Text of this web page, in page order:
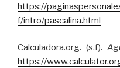
https://
f/intro/pascalina.html
Calculadora.org. (s.f).
https://